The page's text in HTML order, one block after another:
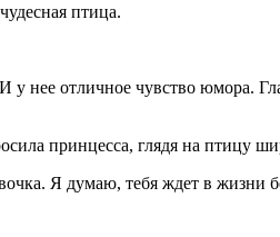
птица.
отличное чувство юмора.
принцесса, глядя на птицу
Я думаю, тебя ждет в жизни